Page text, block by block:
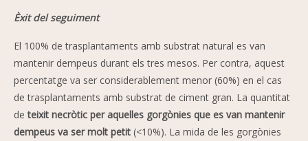
Èxit del seguiment
El 100% de trasplantaments amb substrat natural es van
mantenir dempeus durant els tres mesos. Per contra, aquest
percentatge va ser considerablement menor (60%) en el cas
de trasplantaments amb substrat de ciment gran. La quantitat
deteixit necròtic per aquelles gorgònies que es van mantenir
dempeus va ser molt petit (<10%). La mida de les gorgònies